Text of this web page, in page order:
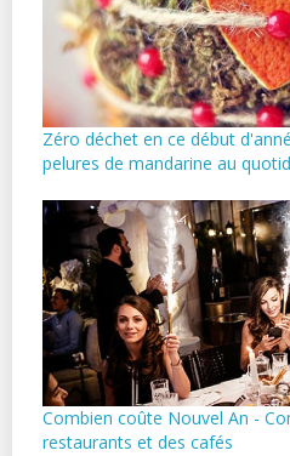
Zéro déchet en ce début
pelures de mandarine au
Combien coûte Nouvel An -
restaurants et des cafés